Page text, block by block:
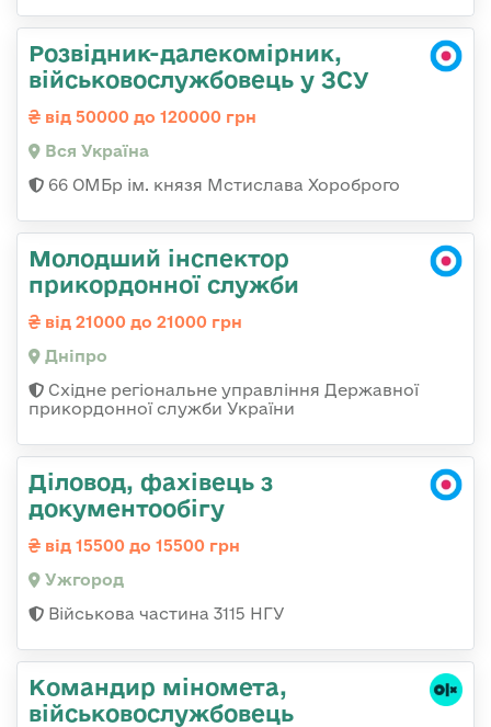
Розвідник-далекомірник,
військовослужбовець у ЗСУ
від 50000 до 120000 грн
Вся Україна
66 ОМБр ім. князя Мстислава Хороброго
Молодший інспектор
прикордонної служби
від 21000 до 21000 грн
Дніпро
Східне регіональне управління Державної
прикордонної служби України
Діловод, фахівець з
документообігу
від 15500 до 15500 грн
Ужгород
Військова частина 3115 НГУ
Командиp міномета,
військовослужбовець